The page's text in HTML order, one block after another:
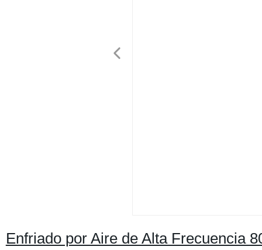
Enfriado por Aire de Alta Frecuencia